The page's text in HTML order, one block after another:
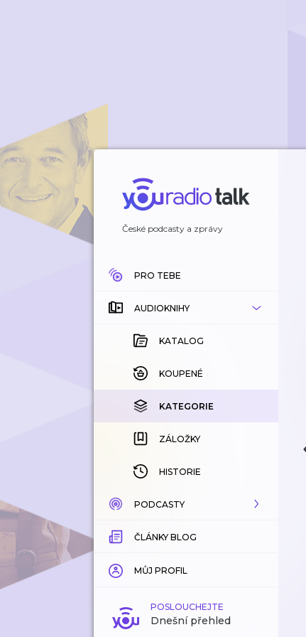
České podcasty a zprávy
PRO TEBE
AUDIOKNIHY
KATALOG
KOUPENÉ
KATEGORIE
ZÁLOŽKY
HISTORIE
PODCASTY
KATALOG
KATEGORIE
ZÁLOŽKY
ČLÁNKY BLOG
MŮJ PROFIL
POSLOUCHEJTE
Dnešní přehled